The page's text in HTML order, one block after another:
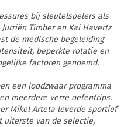
bij sleutelspelers als
Timber en Kai Havertz
de medische begeleiding
beperkte rotatie en
factoren genoemd.
een loodzwaar programma
meerdere verre oefentrips.
Mikel Arteta leverde sportief
uiterste van de selectie,